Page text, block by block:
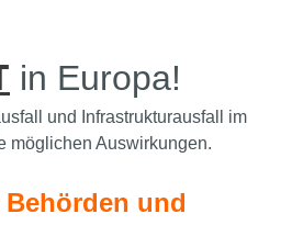
in Europa!
und Infrastrukturausfall im
möglichen Auswirkungen.
und